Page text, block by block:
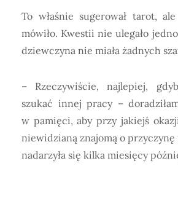
To właśnie sugerował tarot,
mówiło. Kwestii nie ulegało
dziewczyna nie miała żadnych
– Rzeczywiście, najlepiej,
szukać innej pracy –
w pamięci, aby przy jakiejś
niewidzianą znajomą o
nadarzyła się kilka miesięcy